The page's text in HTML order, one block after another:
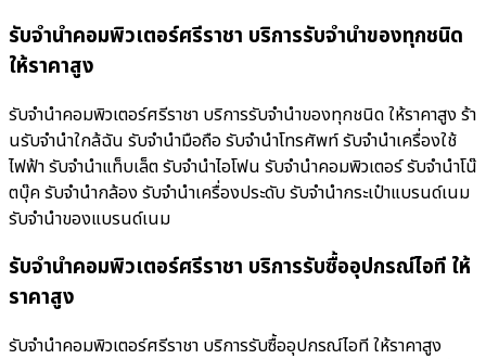
รับจำนำคอมพิวเตอร์ศรีราชา บริการรับจำนำของทุกชนิด
ให้ราคาสูง
รับจำนำคอมพิวเตอร์ศรีราชา บริการรับจำนำของทุกชนิด ให้ราคาสูง ร้า
นรับจํานําใกล้ฉัน รับจำนำมือถือ รับจำนำโทรศัพท์ รับจำนำเครื่องใช้
ไฟฟ้า รับจำนำแท็บเล็ต รับจำนำไอโฟน รับจำนำคอมพิวเตอร์ รับจำนำโน๊
ตบุ๊ค รับจำนำกล้อง รับจำนำเครื่องประดับ รับจำนำกระเป๋าแบรนด์เนม
รับจำนำของแบรนด์เนม
รับจำนำคอมพิวเตอร์ศรีราชา บริการรับซื้ออุปกรณ์ไอที ให้
ราคาสูง
รับจำนำคอมพิวเตอร์ศรีราชา บริการรับซื้ออุปกรณ์ไอที ให้ราคาสูง